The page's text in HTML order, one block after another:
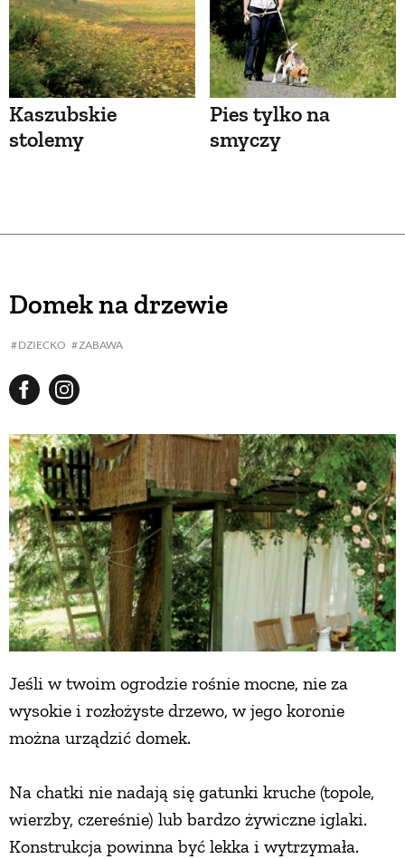
Kaszubskie
stolemy
Pies tylko na
smyczy
Domek na drzewie
DZIECKO ZABAWA
Jeśli w twoim ogrodzie rośnie mocne, nie za
wysokie i rozłożyste drzewo, w jego koronie
można urządzić domek.
Na chatki nie nadają się gatunki kruche (topole,
wierzby, czereśnie) lub bardzo żywiczne iglaki.
Konstrukcja powinna być lekka i wytrzymała.